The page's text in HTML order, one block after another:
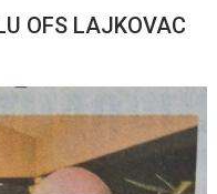
OFS LAJKOVAC